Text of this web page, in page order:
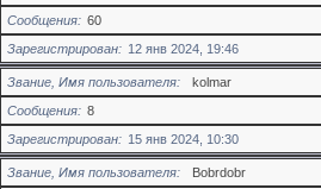
Сообщения
60
Зарегистрирован
12 янв 2024, 19:46
Звание, Имя пользователя
kolmar
Сообщения
8
Зарегистрирован
15 янв 2024, 10:30
Звание, Имя пользователя
Bobrdobr